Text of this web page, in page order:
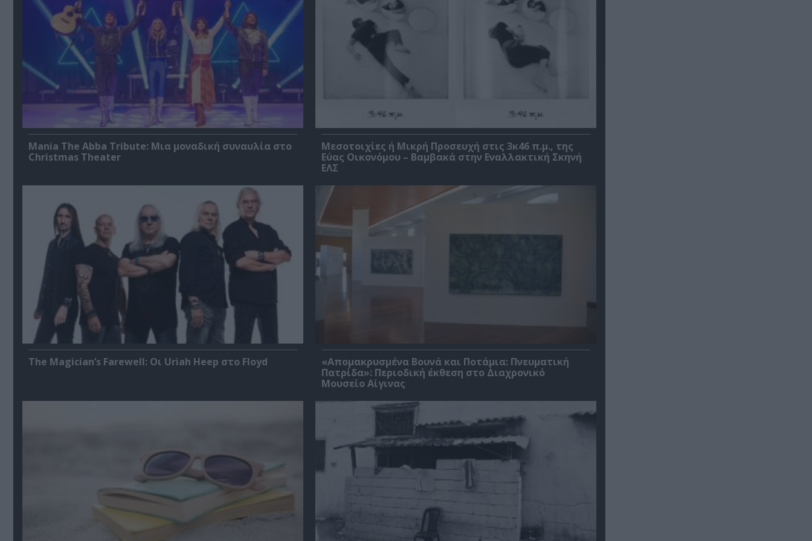
Mania The Abba Tribute: Μια μοναδική συναυλία στο
Christmas Theater
Μεσοτοιχίες ή Μικρή Προσευχή στις 3κ46 π.μ., της
Εύας Οικονόμου – Βαμβακά στην Εναλλακτική Σκηνή
ΕΛΣ
The Magician’s Farewell: Οι Uriah Heep στο Floyd
«Απομακρυσμένα Βουνά και Ποτάμια: Πνευματική
Πατρίδα»: Περιοδική έκθεση στο Διαχρονικό
Μουσείο Αίγινας